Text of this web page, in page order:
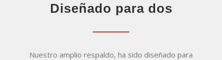
Diseñado para dos
Nuestro amplio respaldo, ha sido diseñado para